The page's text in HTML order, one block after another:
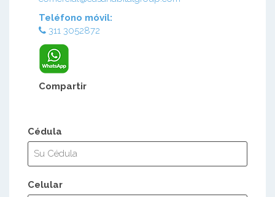
Teléfono móvil:
311 3052872
Compartir
Cédula
Celular